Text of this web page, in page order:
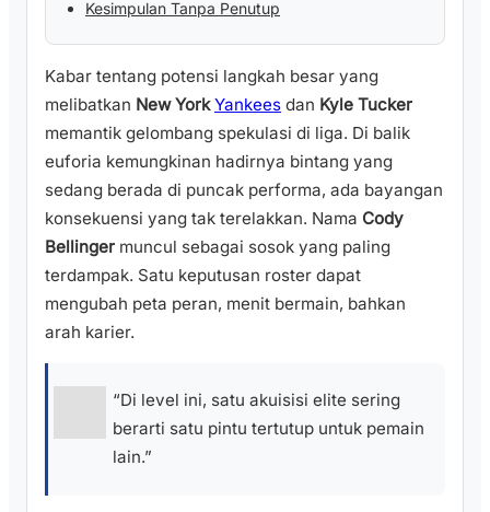
Kesimpulan Tanpa Penutup
Kabar tentang potensi langkah besar yang
melibatkan New YorkYankees dan Kyle Tucker
memantik gelombang spekulasi di liga. Di balik
euforia kemungkinan hadirnya bintang yang
sedang berada di puncak performa, ada bayangan
konsekuensi yang tak terelakkan. Nama Cody
Bellinger muncul sebagai sosok yang paling
terdampak. Satu keputusan roster dapat
mengubah peta peran, menit bermain, bahkan
arah karier.
“Di level ini, satu akuisisi elite sering
berarti satu pintu tertutup untuk pemain
lain.”